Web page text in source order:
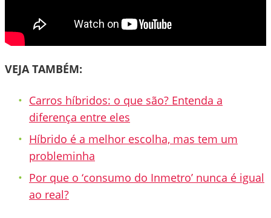
VEJA TAMBÉM:
Carros híbridos: o que são? Entenda a
diferença entre eles
Híbrido é a melhor escolha, mas tem um
probleminha
Por que o ‘consumo do Inmetro’ nunca é igual
ao real?